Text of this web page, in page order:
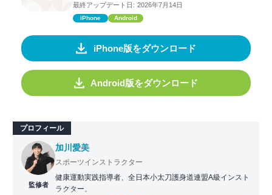
最終アップデート日: 2026年7月14日
iPhone Android
iPhone版をダウンロード
Android版をダウンロード
プロフィール
監修者
加川愛美
スポーツインストラクター
健康運動実践指導者、全日本小太刀護身道連盟A級インスト
ラクター。